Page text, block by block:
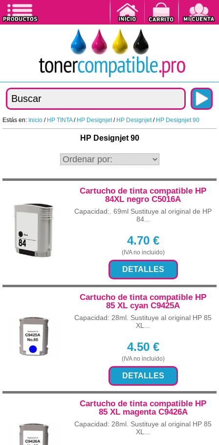
Estás en: Inicio / HP TINTA/ HP Designjet/ HP Designjet/ HP Designjet 90
HP Designjet 90
Cartucho de tinta compatible HP
84XL negro C5016A
Capacidad:. 69ml Sustituye al original de HP
84...
4.70€
(IVA no incluido)
DETALLES
Cartucho de tinta compatible HP
85 XL cyan C9425A
Capacidad: 28ml. Sustituye al original HP 85
XL...
4.50€
(IVA no incluido)
DETALLES
Cartucho de tinta compatible HP
85 XL magenta C9426A
Capacidad: 28ml. Sustituye al original HP 85
XL...